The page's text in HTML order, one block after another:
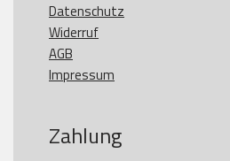
Datenschutz
Widerruf
AGB
Impressum
Zahlung